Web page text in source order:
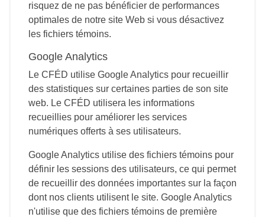
risquez de ne pas bénéficier de performances
optimales de notre site Web si vous désactivez
les fichiers témoins.
Google Analytics
Le CFÉD utilise Google Analytics pour recueillir
des statistiques sur certaines parties de son site
web. Le CFÉD utilisera les informations
recueillies pour améliorer les services
numériques offerts à ses utilisateurs.
Google Analytics utilise des fichiers témoins pour
définir les sessions des utilisateurs, ce qui permet
de recueillir des données importantes sur la façon
dont nos clients utilisent le site. Google Analytics
n'utilise que des fichiers témoins de première